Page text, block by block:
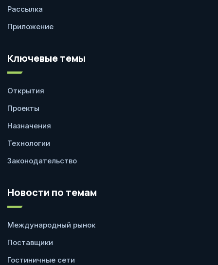
Рассылка
Приложение
Ключевые темы
Открытия
Проекты
Назначения
Технологии
Законодательство
Новости по темам
Международный рынок
Поставщики
Гостиничные сети